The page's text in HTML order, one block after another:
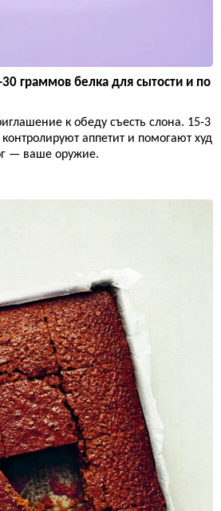
граммов белка для сытости и по
к обеду съесть слона. 15-3
аппетит и помогают худ
— ваше оружие.